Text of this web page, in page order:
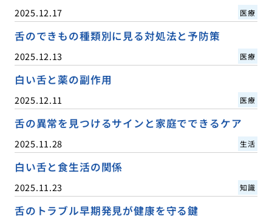
2025.12.17 医療
舌のできもの種類別に見る対処法と予防策
2025.12.13 医療
白い舌と薬の副作用
2025.12.11 医療
舌の異常を見つけるサインと家庭でできるケア
2025.11.28 生活
白い舌と食生活の関係
2025.11.23 知識
舌のトラブル早期発見が健康を守る鍵